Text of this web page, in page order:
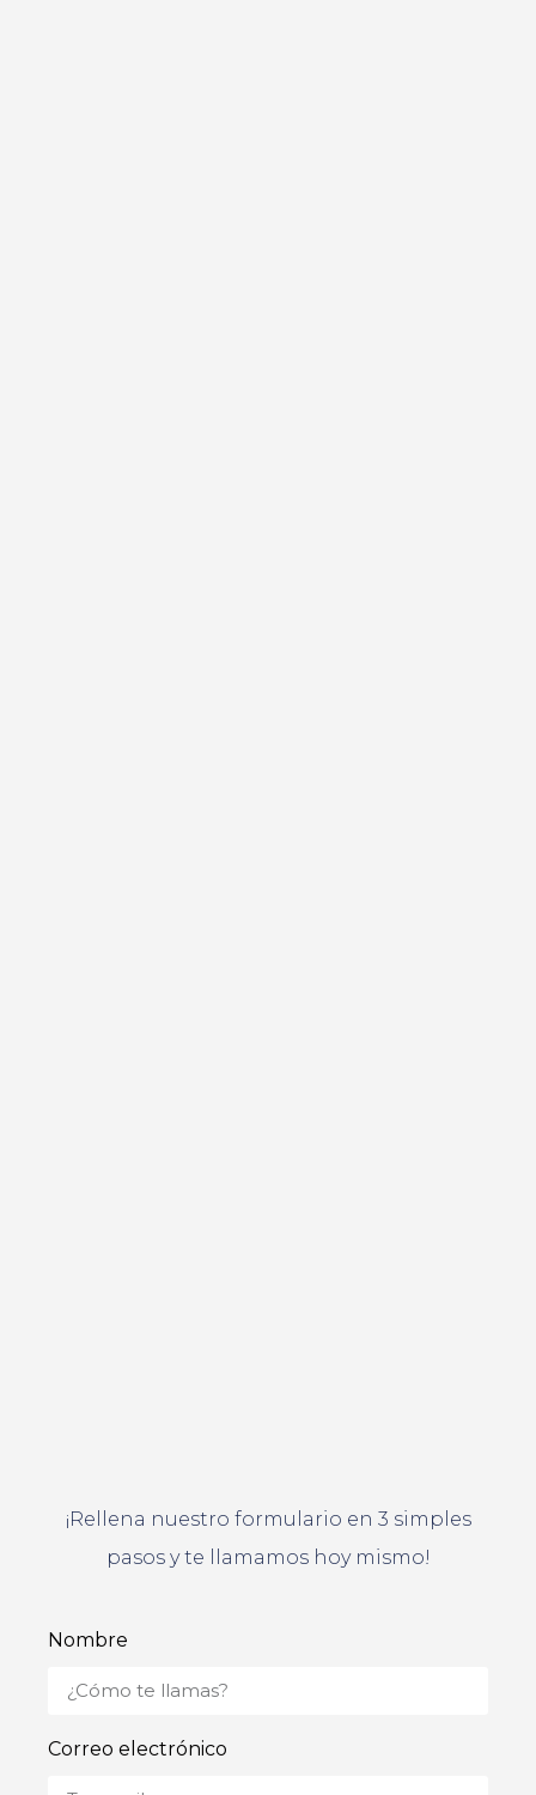
¡Rellena nuestro formulario en 3 simples
pasos y te llamamos hoy mismo!
Nombre
Correo electrónico